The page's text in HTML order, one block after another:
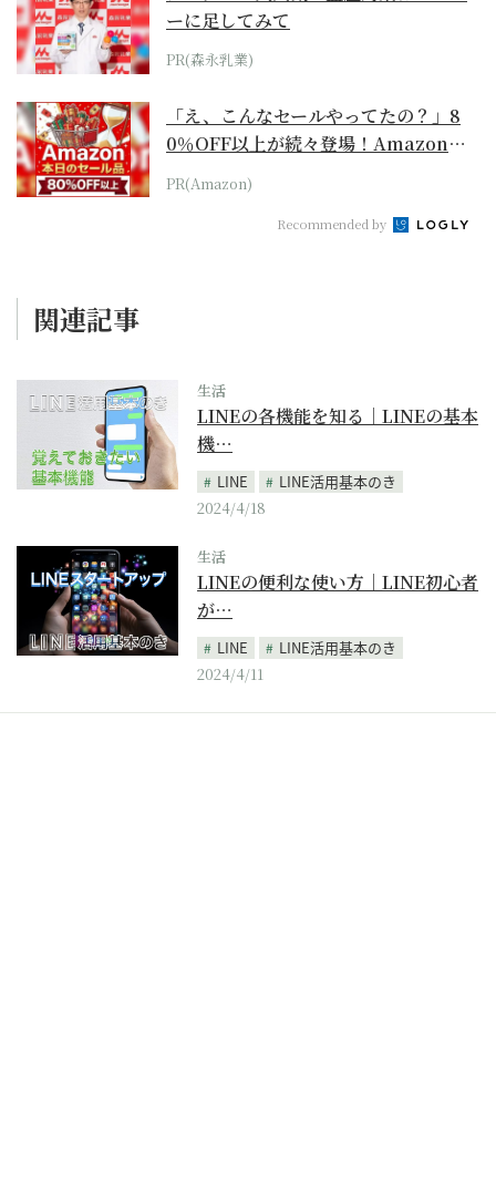
ーに足してみて
PR(森永乳業)
「え、こんなセールやってたの？」8
0％OFF以上が続々登場！Amazonの
本気が...
PR(Amazon)
Recommended by
関連記事
生活
LINEの各機能を知る｜LINEの基本
機…
LINE
LINE活用基本のき
2024/4/18
生活
LINEの便利な使い方｜LINE初心者
が…
LINE
LINE活用基本のき
2024/4/11